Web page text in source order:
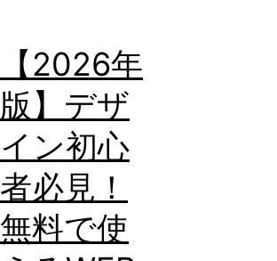
ッ
ク
テ
キ
ス
ト
『ブ
【2026年
版】デザ
イン初心
者必見！
無料で使